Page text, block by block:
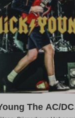
The AC/DC